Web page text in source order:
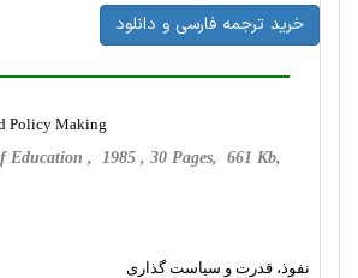
خرید ترجمه فارسی و دانلود
Policy Making
Education , 1985 , 30 Pages, 661 Kb,
نفوذ، قدرت و سیاست گذاری